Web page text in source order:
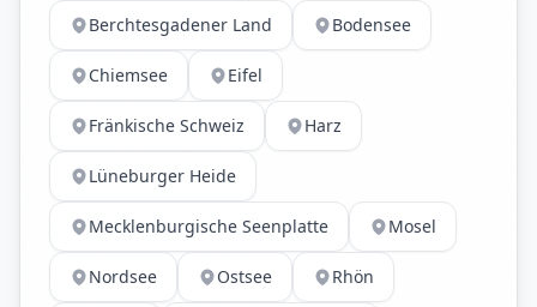
Berchtesgadener Land Bodensee
Chiemsee Eifel
Fränkische Schweiz Harz
Lüneburger Heide
Mecklenburgische Seenplatte Mosel
Nordsee Ostsee Rhön